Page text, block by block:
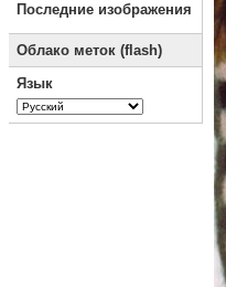
Последние изображения
Облако меток (flash)
Язык